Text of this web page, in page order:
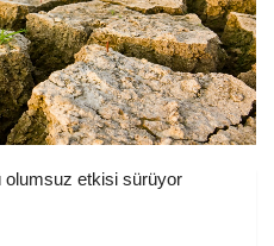
olumsuz etkisi sürüyor